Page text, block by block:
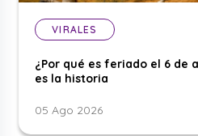
VIRALES
¿Por qué es feriado el 6 de
es la historia
05 Ago 2026